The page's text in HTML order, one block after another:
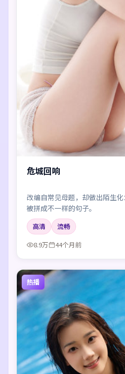
危城回响
改编自常见母题，却做出陌生化
被拼成不一样的句子。
高清
流畅
8.9万
44个月前
热播